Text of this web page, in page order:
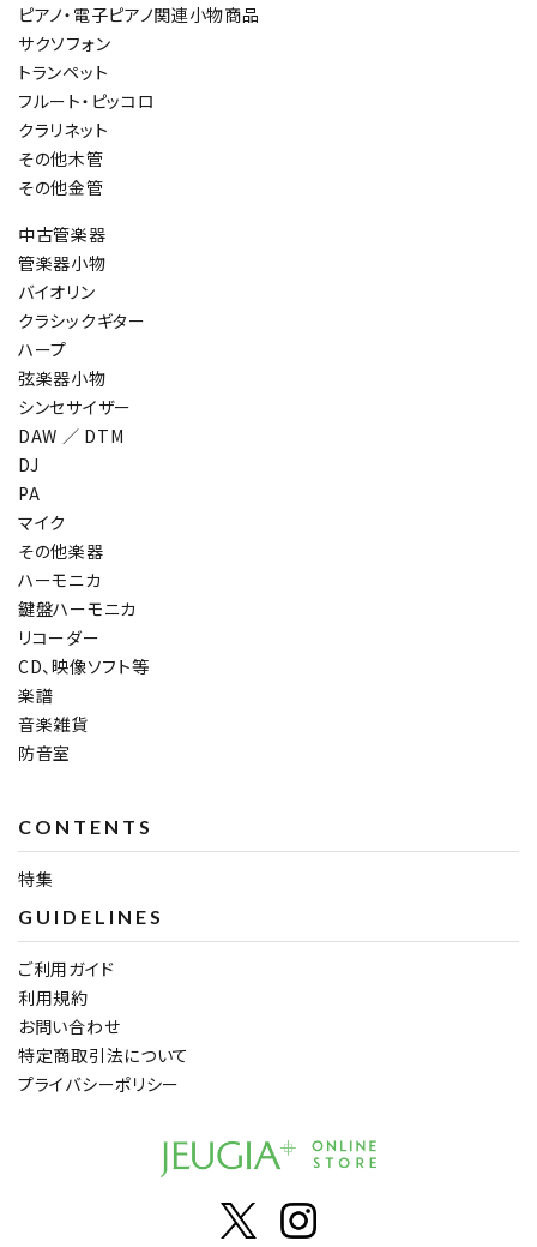
ピアノ・電子ピアノ関連小物商品
サクソフォン
トランペット
フルート・ピッコロ
クラリネット
その他木管
その他金管
中古管楽器
管楽器小物
バイオリン
クラシックギター
ハープ
弦楽器小物
シンセサイザー
DAW ／ DTM
DJ
PA
マイク
その他楽器
ハーモニカ
鍵盤ハーモニカ
リコーダー
CD、映像ソフト等
楽譜
音楽雑貨
防音室
CONTENTS
特集
GUIDELINES
ご利用ガイド
利用規約
お問い合わせ
特定商取引法について
プライバシーポリシー